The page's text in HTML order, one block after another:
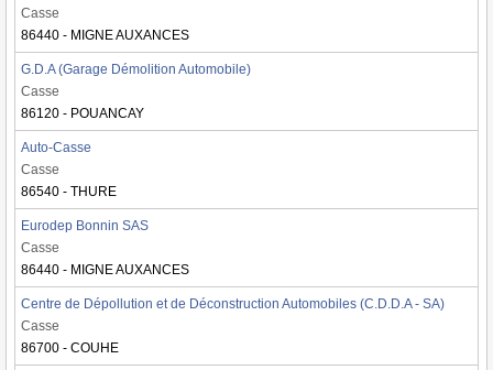
Casse
86440 - MIGNE AUXANCES
G.D.A (Garage Démolition Automobile)
Casse
86120 - POUANCAY
Auto-Casse
Casse
86540 - THURE
Eurodep Bonnin SAS
Casse
86440 - MIGNE AUXANCES
Centre de Dépollution et de Déconstruction Automobiles (C.D.D.A - SA)
Casse
86700 - COUHE